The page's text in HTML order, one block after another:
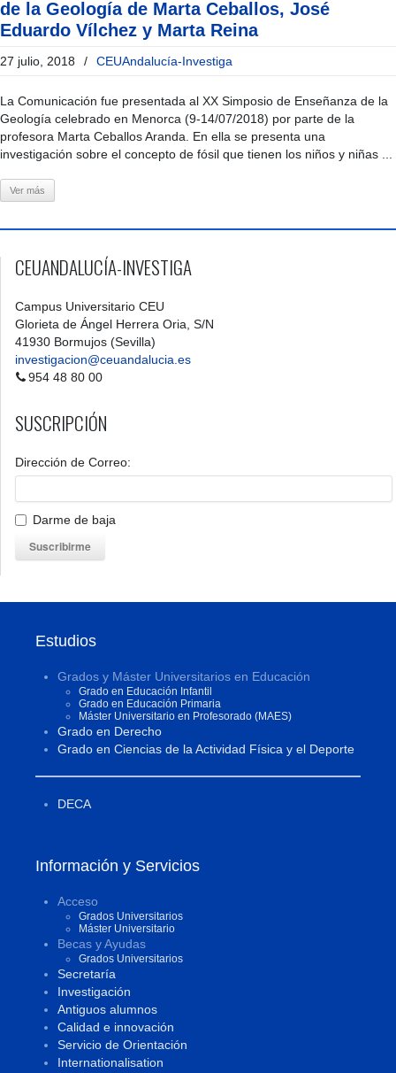
de la Geología de Marta Ceballos, José
Eduardo Vílchez y Marta Reina
27 julio, 2018 / CEUAndalucía-Investiga
La Comunicación fue presentada al XX Simposio de Enseñanza de la
Geología celebrado en Menorca (9-14/07/2018) por parte de la
profesora Marta Ceballos Aranda. En ella se presenta una
investigación sobre el concepto de fósil que tienen los niños y niñas ...
Ver más
CEUANDALUCÍA-INVESTIGA
Campus Universitario CEU
Glorieta de Ángel Herrera Oria, S/N
41930 Bormujos (Sevilla)
investigacion@ceuandalucia.es
954 48 80 00
SUSCRIPCIÓN
Dirección de Correo:
Darme de baja
Suscribirme
Estudios
Grados y Máster Universitarios en Educación
Grado en Educación Infantil
Grado en Educación Primaria
Máster Universitario en Profesorado (MAES)
Grado en Derecho
Grado en Ciencias de la Actividad Física y el Deporte
DECA
Información y Servicios
Acceso
Grados Universitarios
Máster Universitario
Becas y Ayudas
Grados Universitarios
Secretaría
Investigación
Antiguos alumnos
Calidad e innovación
Servicio de Orientación
Internationalisation